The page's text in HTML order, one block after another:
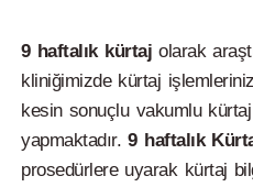
9 haftalık kürtaj olarak
kliniğimizde kürtaj
kesin sonuçlu vakumlu
yapmaktadır.9 haftalık
prosedürlere uyarak kürtaj